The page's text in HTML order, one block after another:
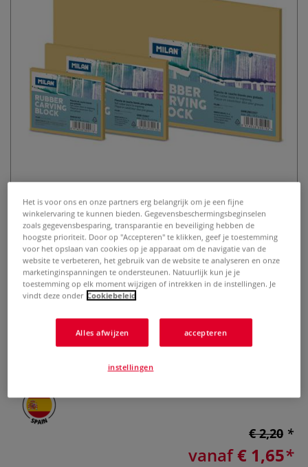
MILAN® | RUBBER CARVING
BLOCK
0 Beoordeling
Dit carving block van zacht rubber kun je gebruiken als
linoguts en inkten met wateroplosbare drukinkt. Ook kun je
er stempels van snijden. Het is makkelijk schoon te maken
€ 2,20
vanaf€ 1,65
Het is voor ons en onze partners erg belangrijk om je een fijne
winkelervaring te kunnen bieden. Gegevensbeschermingsbeginselen
zoals gegevensbesparing, transparantie en beveiliging hebben de
hoogste prioriteit. Door op "Accepteren" te klikken, geef je toestemming
voor het opslaan van cookies op je apparaat om de navigatie van de
website te verbeteren, het gebruik van de website te analyseren en onze
marketinginspanningen te ondersteunen. Natuurlijk kun je je
toestemming op elk moment wijzigen of intrekken in de instellingen. Je
vindt deze onder Cookiebeleid
Alles afwijzen accepteren
instellingen